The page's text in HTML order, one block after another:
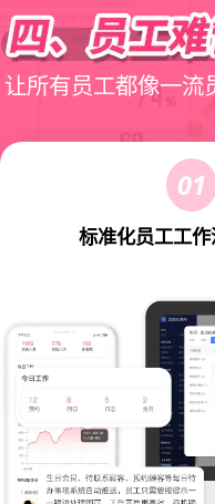
让所有员工都像一流
01
标准化员工工